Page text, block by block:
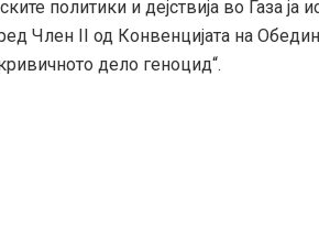
политики и дејствија во Газа ја
Член II од Конвенцијата на
дело геноцид“.